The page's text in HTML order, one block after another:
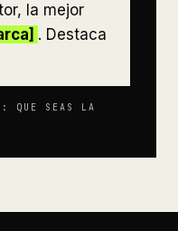
la mejor
. Destaca
QUE SEAS LA